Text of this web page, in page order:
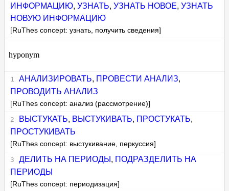
ИНФОРМАЦИЮ,УЗНАТЬ,УЗНАТЬ НОВОЕ,УЗНАТЬ
НОВУЮ ИНФОРМАЦИЮ
[RuThes concept: узнать, получить сведения]
hyponym
АНАЛИЗИРОВАТЬ, ПРОВЕСТИ АНАЛИЗ,
ПРОВОДИТЬ АНАЛИЗ
[RuThes concept: анализ (рассмотрение)]
ВЫСТУКАТЬ, ВЫСТУКИВАТЬ, ПРОСТУКАТЬ,
ПРОСТУКИВАТЬ
[RuThes concept: выстукивание, перкуссия]
ДЕЛИТЬ НА ПЕРИОДЫ , ПОДРАЗДЕЛИТЬ НА
ПЕРИОДЫ
[RuThes concept: периодизация]